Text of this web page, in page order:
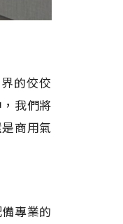
的佼佼
我們將
商用氣
專業的